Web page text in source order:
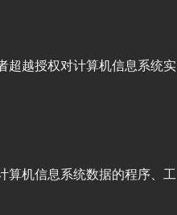
超越授权对计算机信息系统实
算机信息系统数据的程序、工